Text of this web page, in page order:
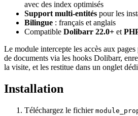
avec des index optimisés
Support multi-entités pour les
Bilingue : français et anglais
Compatible Dolibarr 22.0+ et
Le module intercepte les accès aux
de documents via les hooks Dolibarr,
la visite, et les restitue dans un onglet
Installation
Téléchargez le fichier